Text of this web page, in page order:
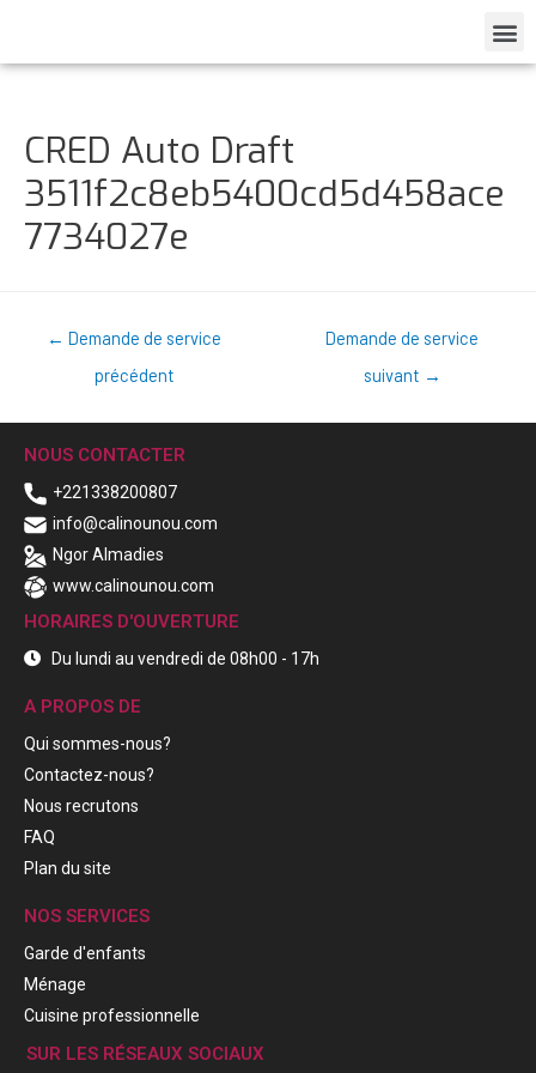
CRED Auto Draft
3511f2c8eb5400cd5d458ace
7734027e
← Demande de service
précédent
Demande de service
suivant →
NOUS CONTACTER
+221338200807
info@calinounou.com
Ngor Almadies
www.calinounou.com
HORAIRES D'OUVERTURE
Du lundi au vendredi de 08h00 - 17h
A PROPOS DE
Qui sommes-nous?
Contactez-nous?
Nous recrutons
FAQ
Plan du site
NOS SERVICES
Garde d'enfants
Ménage
Cuisine professionnelle
SUR LES RÉSEAUX SOCIAUX